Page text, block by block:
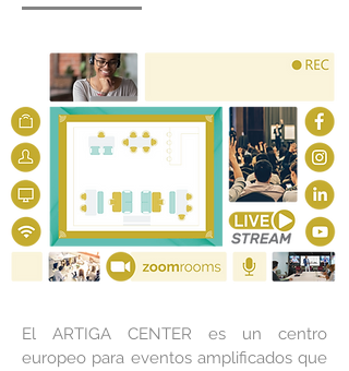
El ARTIGA CENTER es un centro
europeo para eventos amplificados que